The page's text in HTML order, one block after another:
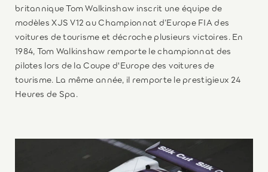
britannique Tom Walkinshaw inscrit une équipe de
modèles XJS V12 au Championnat d’Europe FIA des
voitures de tourisme et décroche plusieurs victoires. En
1984, Tom Walkinshaw remporte le championnat des
pilotes lors de la Coupe d'Europe des voitures de
tourisme. La même année, il remporte le prestigieux 24
Heures de Spa.